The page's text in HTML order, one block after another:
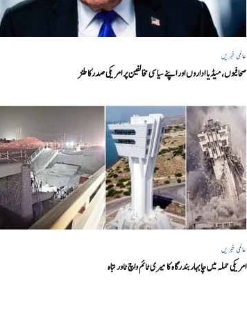
عالمی خبریں
صحافیوں، میڈیا اداروں اور اپنے سیاسی مخالفین پر امریکی صدرکا طنز
عالمی خبریں
امریکی حملہ میں چابہار بندرگاہ کا میری ٹائم واچ ٹاور تباہ